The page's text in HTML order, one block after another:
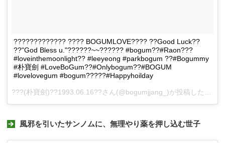
????????????? ???? BOGUMLOVE???? ??Good Luck??
??"God Bless u."??????~~?????? #bogum??#Raon???
#loveinthemoonlight?? #leeyeong #parkbogum ??#Bogummy
#朴寶劍 #LoveBoGum??#Onlybogum??#BOGUM
#lovelovegum #bogum?????#Happyhoilday
???(朴寶劍)??1993.06.16??さん(@bogumjjang_)が投稿した動画 -
風邪を引いたサンノムに、無理やり薬を押し込む世子